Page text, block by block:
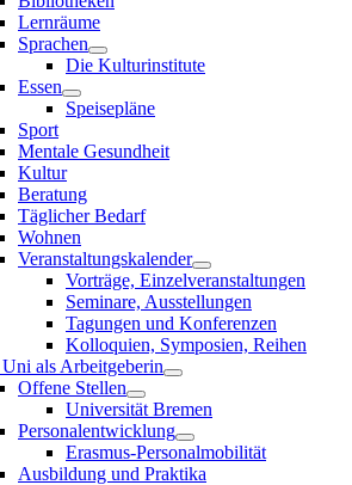
Lernräume
Sprachen
Die Kulturinstitute
Essen
Speisepläne
Sport
Mentale Gesundheit
Kultur
Beratung
Täglicher Bedarf
Wohnen
Veranstaltungskalender
Vorträge, Einzelveranstaltungen
Seminare, Ausstellungen
Tagungen und Konferenzen
Kolloquien, Symposien, Reihen
als Arbeitgeberin
Offene Stellen
Universität Bremen
Personalentwicklung
Erasmus-Personalmobilität
Ausbildung und Praktika